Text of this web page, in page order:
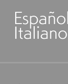
Italiano